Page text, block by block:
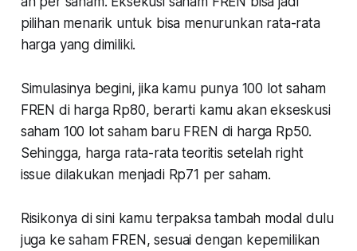
pilihan menarik untuk bisa menurunkan rata-rata
harga yang dimiliki.
Simulasinya begini, jika kamu punya 100 lot saham
FREN di harga Rp80, berarti kamu akan ekseskusi
saham 100 lot saham baru FREN di harga Rp50.
Sehingga, harga rata-rata teoritis setelah right
issue dilakukan menjadi Rp71 per saham.
Risikonya di sini kamu terpaksa tambah modal dulu
juga ke saham FREN, sesuai dengan kepemilikan